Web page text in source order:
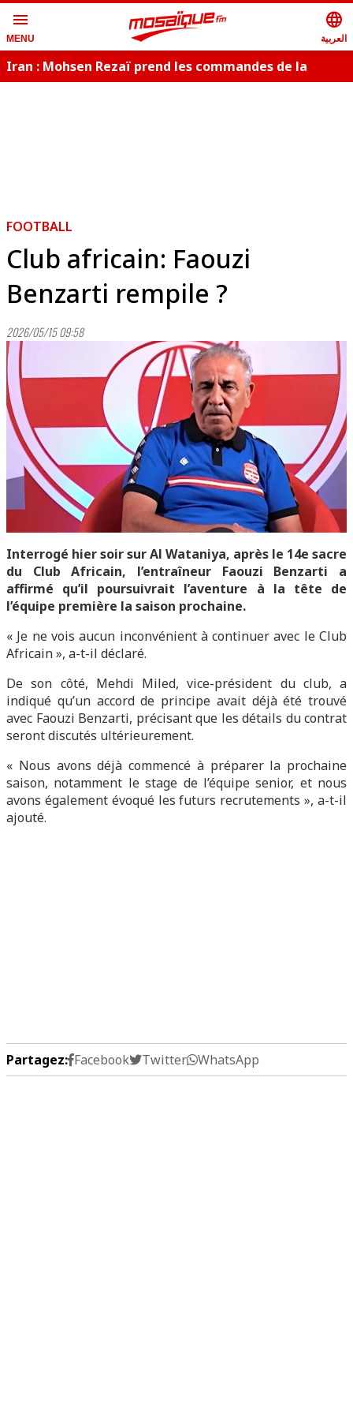
menu
MENU
language
العربية
Iran : Mohsen Rezaï prend les commandes de la
FOOTBALL
Club africain: Faouzi
Benzarti rempile ?
2026/05/15 09:58
Interrogé hier soir sur Al Wataniya, après le 14e sacre
du Club Africain, l’entraîneur Faouzi Benzarti a
affirmé qu’il poursuivrait l’aventure à la tête de
l’équipe première la saison prochaine.
« Je ne vois aucun inconvénient à continuer avec le Club
Africain », a-t-il déclaré.
De son côté, Mehdi Miled, vice-président du club, a
indiqué qu’un accord de principe avait déjà été trouvé
avec Faouzi Benzarti, précisant que les détails du contrat
seront discutés ultérieurement.
« Nous avons déjà commencé à préparer la prochaine
saison, notamment le stage de l’équipe senior, et nous
avons également évoqué les futurs recrutements », a-t-il
ajouté.
Partagez: Facebook Twitter WhatsApp